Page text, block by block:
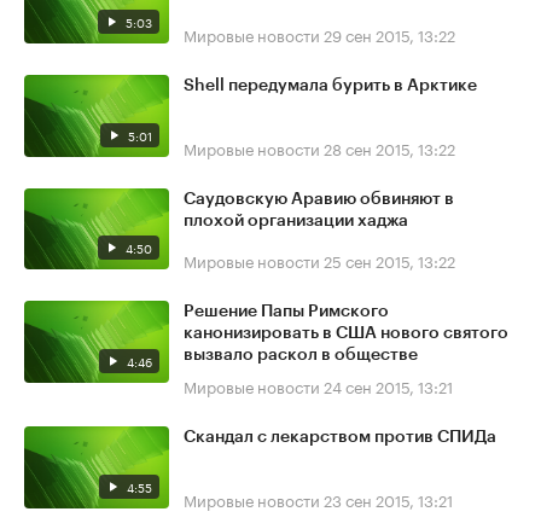
5:03 Мировые новости 29 сен 2015, 13:22
5:01
Shell передумала бурить в Арктике
Мировые новости 28 сен 2015, 13:22
4:50
Саудовскую Аравию обвиняют в
плохой организации хаджа
Мировые новости 25 сен 2015, 13:22
4:46
Решение Папы Римского
канонизировать в США нового святого
вызвало раскол в обществе
Мировые новости 24 сен 2015, 13:21
4:55
Скандал с лекарством против СПИДа
Мировые новости 23 сен 2015, 13:21